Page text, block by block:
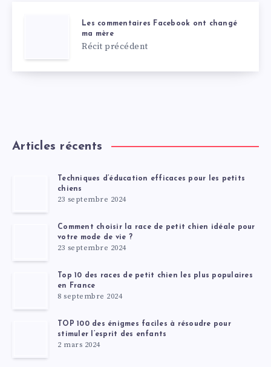
Les commentaires Facebook ont ​​changé
ma mère
Récit précédent
Articles récents
Techniques d’éducation efficaces pour les petits
chiens
23 septembre 2024
Comment choisir la race de petit chien idéale pour
votre mode de vie ?
23 septembre 2024
Top 10 des races de petit chien les plus populaires
en France
8 septembre 2024
TOP 100 des énigmes faciles à résoudre pour
stimuler l’esprit des enfants
2 mars 2024